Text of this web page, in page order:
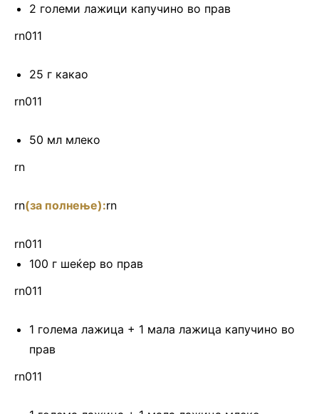
2 големи лажици капучино во прав
rn011
25 г какао
rn011
50 мл млеко
rn
rn(за полнење):rn
rn011
100 г шеќер во прав
rn011
1 голема лажица + 1 мала лажица капучино во
прав
rn011